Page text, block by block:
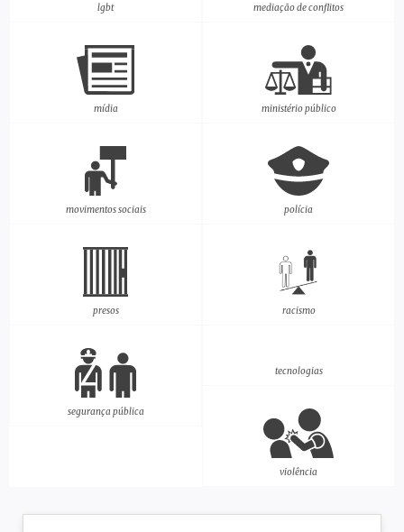
lgbt mediação de conflitos
mídia ministério público
movimentos sociais polícia
presos racismo
segurança pública
tecnologias
violência